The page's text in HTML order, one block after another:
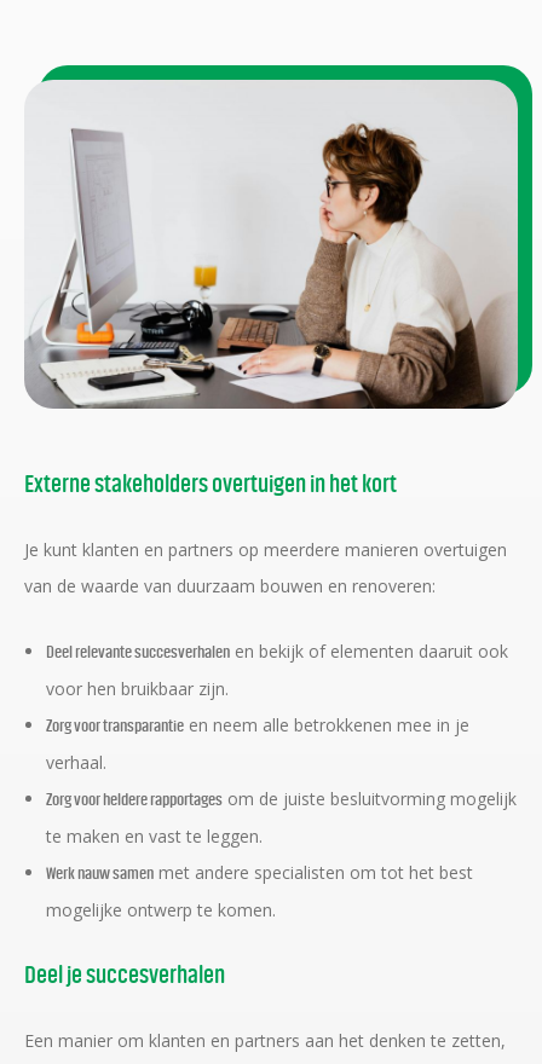
Externe stakeholders overtuigen in het kort
Je kunt klanten en partners op meerdere manieren overtuigen
van de waarde van duurzaam bouwen en renoveren:
Deel relevante succesverhalen en bekijk of elementen daaruit ook
voor hen bruikbaar zijn.
Zorg voor transparantie en neem alle betrokkenen mee in je
verhaal.
Zorg voor heldere rapportages om de juiste besluitvorming mogelijk
te maken en vast te leggen.
Werk nauw samen met andere specialisten om tot het best
mogelijke ontwerp te komen.
Deel je succesverhalen
Een manier om klanten en partners aan het denken te zetten,